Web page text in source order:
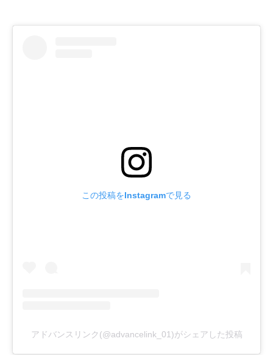
この投稿をInstagramで見る
アドバンスリンク(@advancelink_01)がシェアした投稿